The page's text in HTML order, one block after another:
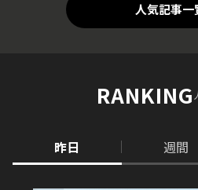
人気記事一
RANKING
昨日 週間